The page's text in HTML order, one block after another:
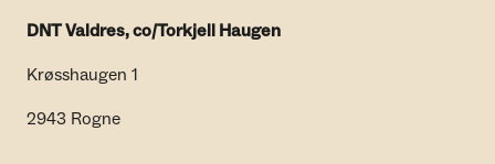
DNT Valdres, co/Torkjell Haugen
Krøsshaugen 1
2943 Rogne